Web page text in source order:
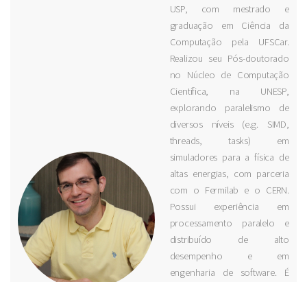
USP, com mestrado e
graduação em Ciência da
Computação pela UFSCar.
Realizou seu Pós-doutorado
no Núcleo de Computação
Científica, na UNESP,
explorando paralelismo de
diversos níveis (e.g. SIMD,
threads, tasks) em
simuladores para a física de
altas energias, com parceria
com o Fermilab e o CERN.
Possui experiência em
processamento paralelo e
distribuído de alto
desempenho e em
engenharia de software. É